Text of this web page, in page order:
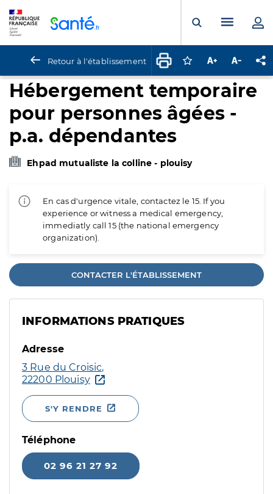
Ouvrir laMenu
Retour à l'établissement Connectez-vous
Augmenter la
Hébergement temporaire
pour personnes âgées -
p.a. dépendantes
Ehpad mutualiste la colline - plouisy
En cas d'urgence vitale, contactez le 15. If you
experience or witness a medical emergency,
immediatly call 15 (the national emergency
organization).
CONTACTER L'ÉTABLISSEMENT
INFORMATIONS PRATIQUES
Adresse
3 Rue du Croisic,
22200 Plouisy
S'Y RENDRE
Téléphone
02 96 21 27 92